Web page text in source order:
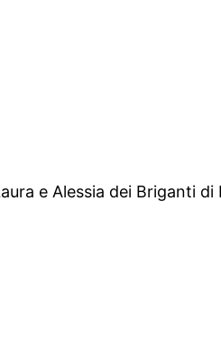
e Alessia dei Briganti di